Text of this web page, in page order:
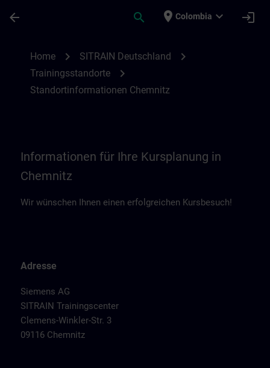
arrow_back search place Colombia expand_more login
Home chevron_right SITRAIN Deutschland chevron_right
Trainingsstandorte chevron_right
Standortinformationen Chemnitz
Informationen für Ihre Kursplanung in
Chemnitz
Wir wünschen Ihnen einen erfolgreichen Kursbesuch!
Adresse
Siemens AG
SITRAIN Trainingscenter
Clemens-Winkler-Str. 3
09116 Chemnitz